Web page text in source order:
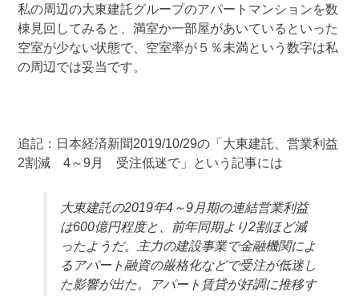
私の周辺の大東建託グループのアパートマンションを数
棟見回してみると、満室か一部屋があいているといった
空室が少ない状態で、空室率が５％未満という数字は私
の周辺では妥当です。
追記：日本経済新聞2019/10/29の「大東建託、営業利益
2割減 4～9月 受注低迷で」という記事には
大東建託の2019年4～9月期の連結営業利益
は600億円程度と、前年同期より2割ほど減
ったようだ。主力の建設事業で金融機関によ
るアパート融資の厳格化などで受注が低迷し
た影響が出た。アパート賃貸が好調に推移す